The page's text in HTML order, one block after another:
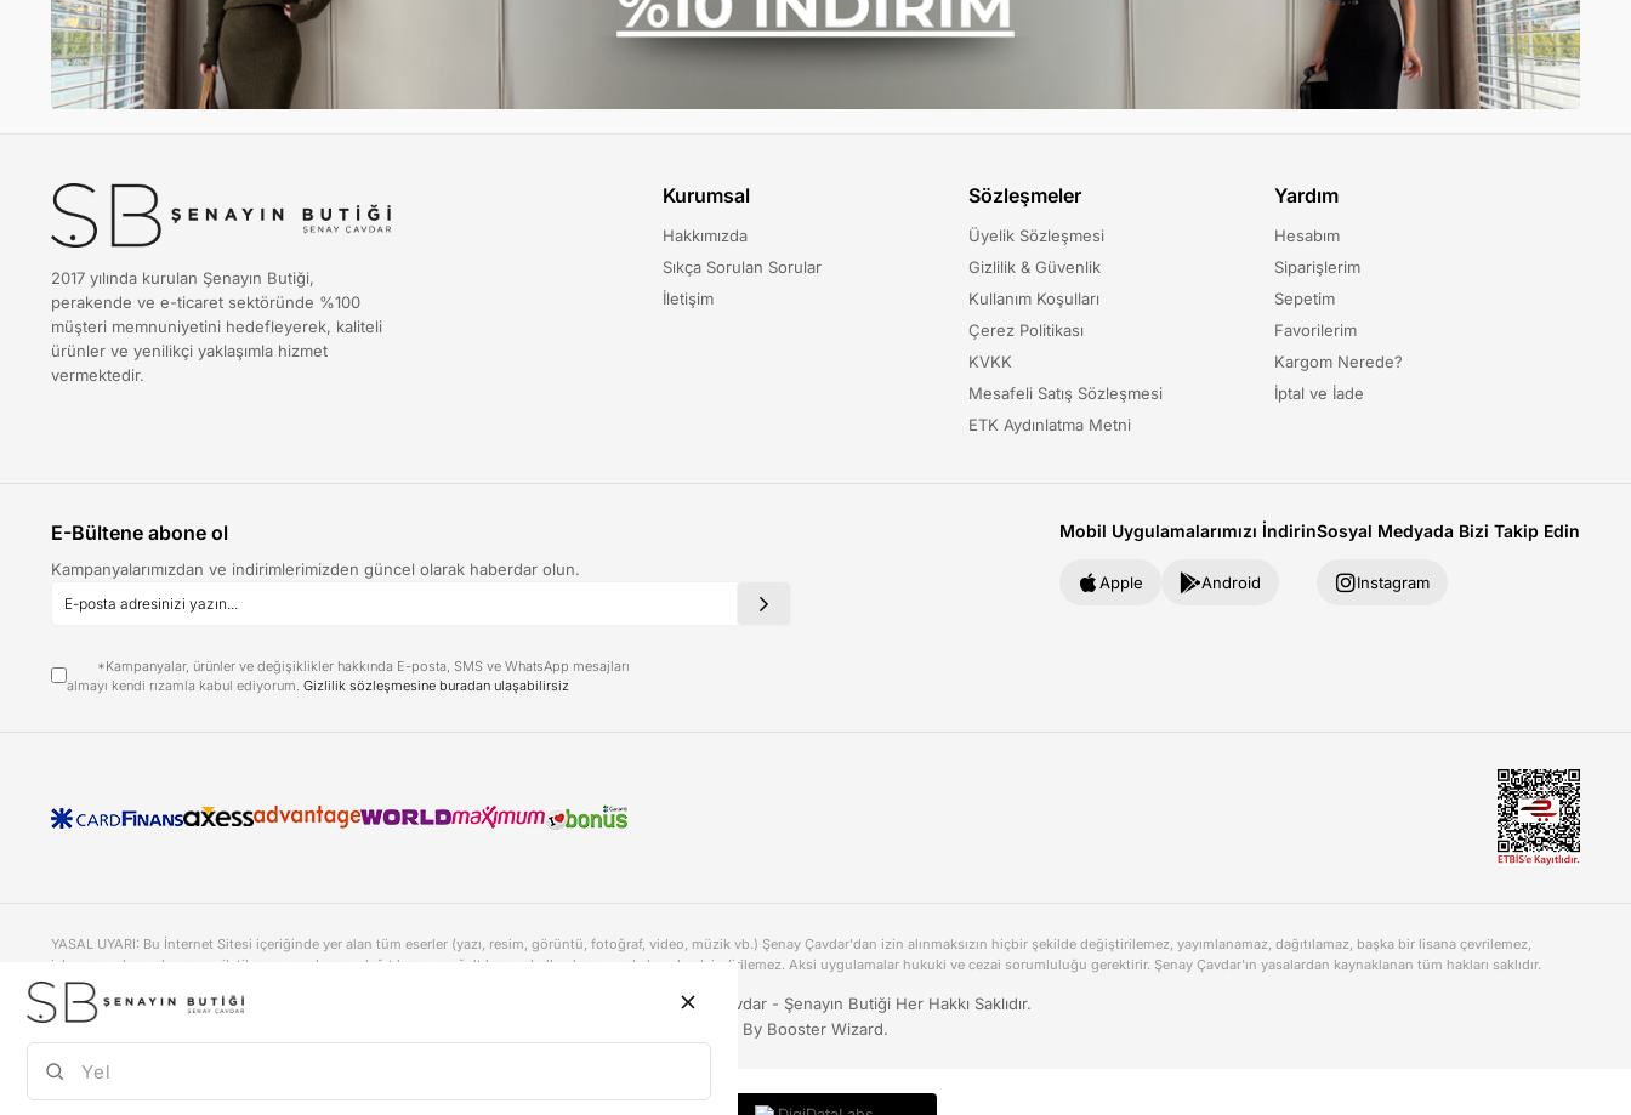
2017 yılında kurulan Şenayın Butiği,
perakende ve e-ticaret sektöründe %100
müşteri memnuniyetini hedefleyerek, kaliteli
ürünler ve yenilikçi yaklaşımla hizmet
vermektedir.
Kurumsal
Hakkımızda
Sıkça Sorulan Sorular
İletişim
Sözleşmeler
Üyelik Sözleşmesi
Gizlilik & Güvenlik
Kullanım Koşulları
Çerez Politikası
KVKK
Mesafeli Satış Sözleşmesi
ETK Aydınlatma Metni
Yardım
Hesabım
Siparişlerim
Sepetim
Favorilerim
Kargom Nerede?
İptal ve İade
E-Bültene abone ol
Kampanyalarımızdan ve indirimlerimizden güncel olarak haberdar olun.
*Kampanyalar, ürünler ve değişiklikler hakkında E-posta, SMS ve WhatsApp mesajları
almayı kendi rızamla kabul ediyorum. Gizlilik sözleşmesine buradan ulaşabilirsiz
Mobil Uygulamalarımızı İndirin
Apple Android
Sosyal Medyada Bizi Takip Edin
Instagram
YASAL UYARI: Bu İnternet Sitesi içeriğinde yer alan tüm eserler (yazı, resim, görüntü, fotoğraf, video, müzik vb.) Şenay Çavdar'dan izin alınmaksızın hiçbir şekilde değiştirilemez, yayımlanamaz, dağıtılamaz, başka bir lisana çevrilemez,
işlenemez, kopyalanamaz, iletilemez, yayılamaz, dağıtılamaz, çoğaltılamaz, kullanılamaz ve kalıcı olarak indirilemez. Aksi uygulamalar hukuki ve cezai sorumluluğu gerektirir. Şenay Çavdar'ın yasalardan kaynaklanan tüm hakları saklıdır.
© 2025 Şenay Çavdar - Şenayın Butiği Her Hakkı Saklıdır.
By Booster Wizard.